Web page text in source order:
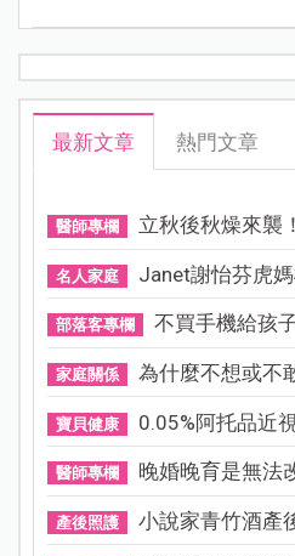
最新文章 熱門文章
醫師專欄 立秋後秋燥來襲
名人家庭 Janet謝怡芬虎
部落客專欄 不買手機給孩
家庭關係 為什麼不想或不
寶貝健康 0.05%阿托品近
醫師專欄 晚婚晚育是無法
產後照護 小說家青竹酒產